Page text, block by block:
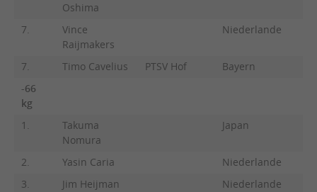
Oshima
7.
Vince
Raijmakers
Niederlande
7. Timo Cavelius PTSV Hof
Bayern
-66
kg
1.
Takuma
Nomura
Japan
2. Yasin Caria
Niederlande
3.
Jim Heijman Niederlande